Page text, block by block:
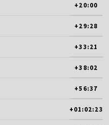
+20:00
+29:28
+33:21
+38:02
+56:37
+01:02:23